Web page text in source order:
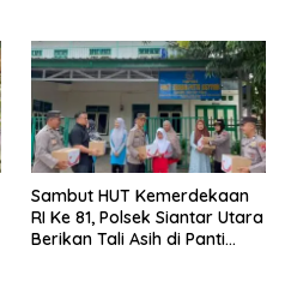
Sambut HUT Kemerdekaan
RI Ke 81, Polsek Siantar Utara
Berikan Tali Asih di Panti